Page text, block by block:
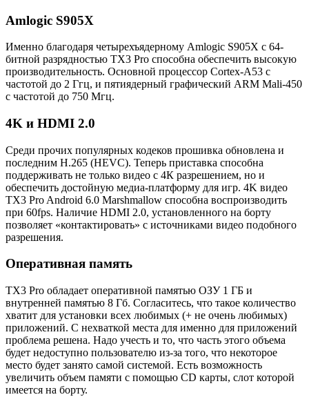
Amlogic S905X
Именно благодаря четырехъядерному Amlogic S905X с 64-
битной разрядностью TX3 Pro способна обеспечить высокую
производительность. Основной процессор Cortex-A53 с
частотой до 2 Ггц, и пятиядерный графический ARM Mali-450
с частотой до 750 Мгц.
4K и HDMI 2.0
Среди прочих популярных кодеков прошивка обновлена и
последним H.265 (HEVC). Теперь приставка способна
поддерживать не только видео с 4К разрешением, но и
обеспечить достойную медиа-платформу для игр. 4K видео
TX3 Pro Android 6.0 Marshmallow способна воспроизводить
при 60fps. Наличие HDMI 2.0, установленного на борту
позволяет «контактировать» с источниками видео подобного
разрешения.
Оперативная память
TX3 Pro обладает оперативной памятью ОЗУ 1 ГБ и
внутренней памятью 8 Гб. Согласитесь, что такое количество
хватит для установки всех любимых (+ не очень любимых)
приложений. С нехваткой места для именно для приложений
проблема решена. Надо учесть и то, что часть этого объема
будет недоступно пользователю из-за того, что некоторое
место будет занято самой системой. Есть возможность
увеличить объем памяти с помощью CD карты, слот которой
имеется на борту.